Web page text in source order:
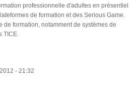
professionnelle d'adultes en présentiel
de formation et des Serious Game.
de formation, notamment de systèmes de
TICE.
- 21:32